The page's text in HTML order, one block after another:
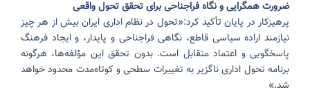
ضرورت همگرایی و نگاه فراجناحی برای تحقق تحول واقعی
پرهیزکار در پایان تأکید کرد:«تحول در نظام اداری ایران بیش از هر چیز
نیازمند اراده سیاسی قاطع، نگاهی فراجناحی و پایدار، و ایجاد فرهنگ
پاسخگویی و اعتماد متقابل است. بدون تحقق این مؤلفه‌ها، هرگونه
برنامه تحول اداری ناگزیر به تغییرات سطحی و کوتاه‌مدت محدود خواهد
شد.»